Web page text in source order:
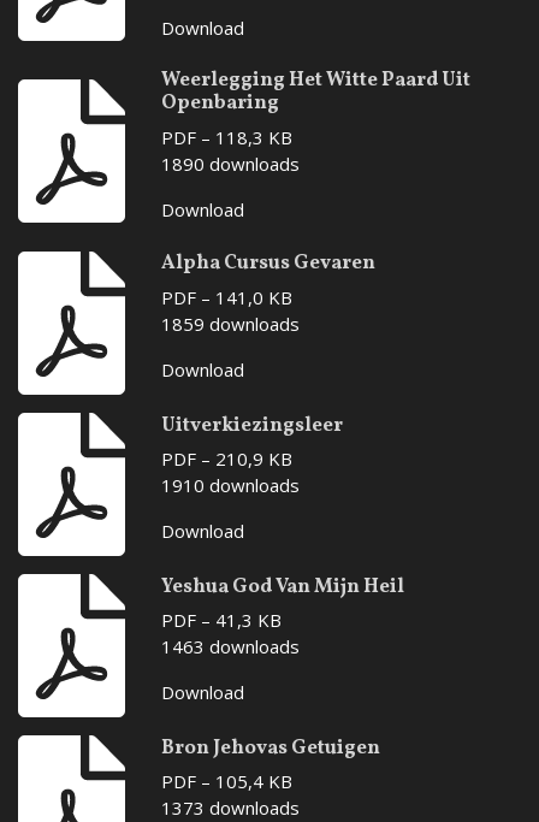
Download
Weerlegging Het Witte Paard Uit
Openbaring
PDF – 118,3 KB
1890 downloads
Download
Alpha Cursus Gevaren
PDF – 141,0 KB
1859 downloads
Download
Uitverkiezingsleer
PDF – 210,9 KB
1910 downloads
Download
Yeshua God Van Mijn Heil
PDF – 41,3 KB
1463 downloads
Download
Bron Jehovas Getuigen
PDF – 105,4 KB
1373 downloads